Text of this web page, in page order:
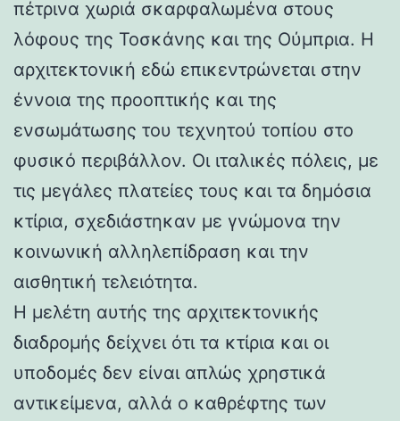
πέτρινα χωριά σκαρφαλωμένα στους
λόφους της Τοσκάνης και της Ούμπρια. Η
αρχιτεκτονική εδώ επικεντρώνεται στην
έννοια της προοπτικής και της
ενσωμάτωσης του τεχνητού τοπίου στο
φυσικό περιβάλλον. Οι ιταλικές πόλεις, με
τις μεγάλες πλατείες τους και τα δημόσια
κτίρια, σχεδιάστηκαν με γνώμονα την
κοινωνική αλληλεπίδραση και την
αισθητική τελειότητα.
Η μελέτη αυτής της αρχιτεκτονικής
διαδρομής δείχνει ότι τα κτίρια και οι
υποδομές δεν είναι απλώς χρηστικά
αντικείμενα, αλλά ο καθρέφτης των